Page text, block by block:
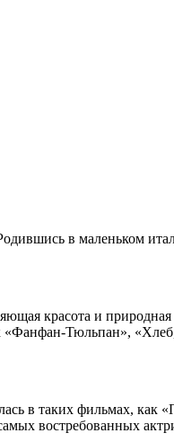
в маленьком
красота и
«Фанфан-Тюльпан»,
в таких фильмах, как
востребованных